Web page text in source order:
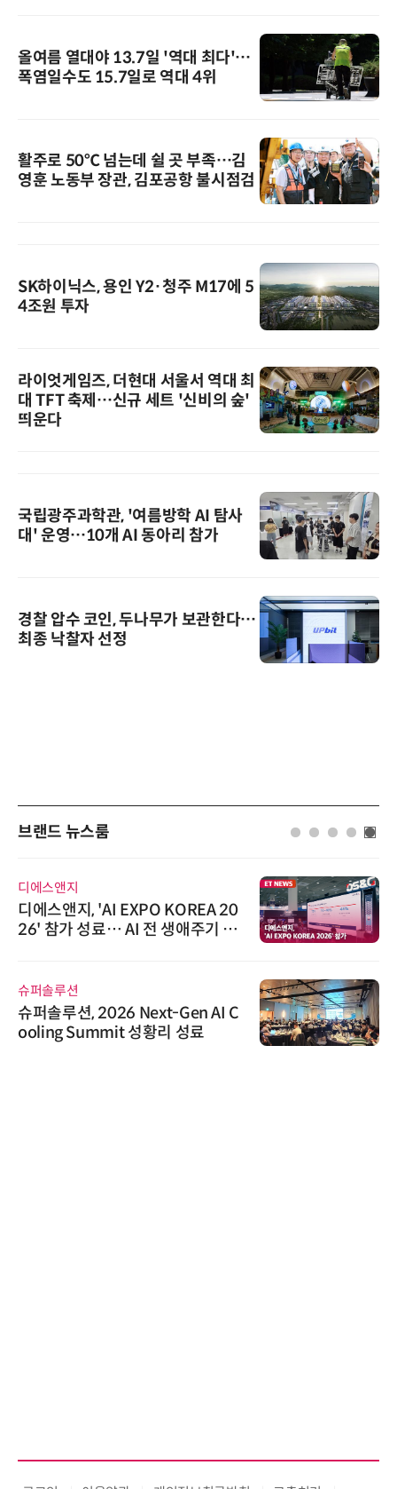
올여름 열대야 13.7일 '역대 최다'…
폭염일수도 15.7일로 역대 4위
활주로 50℃ 넘는데 쉴 곳 부족…김
영훈 노동부 장관, 김포공항 불시점검
SK하이닉스, 용인 Y2·청주 M17에 5
4조원 투자
라이엇게임즈, 더현대 서울서 역대 최
대 TFT 축제…신규 세트 '신비의 숲'
띄운다
국립광주과학관, '여름방학 AI 탐사
대' 운영…10개 AI 동아리 참가
경찰 압수 코인, 두나무가 보관한다…
최종 낙찰자 선정
브랜드 뉴스룸
디에스앤지
디에스앤지, 'AI EXPO KOREA 20
26' 참가 성료… AI 전 생애주기 아
슈퍼솔루션
슈퍼솔루션, 2026 Next-Gen AI C
ooling Summit 성황리 성료